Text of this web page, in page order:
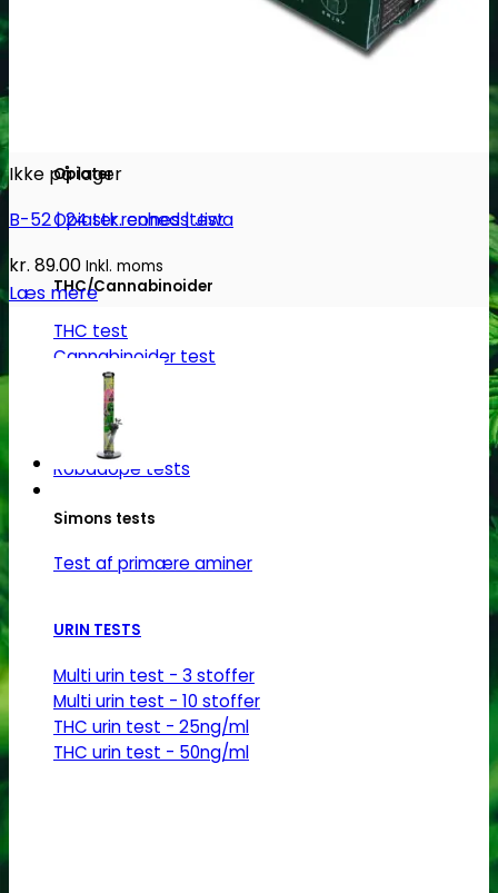
Opiater
Opiater renhedstest
THC/Cannabinoider
THC test
Cannabinoider test
Robadope
Robadope tests
Simons tests
Test af primære aminer
URIN TESTS
Multi urin test - 3 stoffer
Multi urin test - 10 stoffer
THC urin test - 25ng/ml
THC urin test - 50ng/ml
Ikke på lager
B-52 | 24 stk. cones | Jiwa
kr. 89.00 Inkl. moms
Læs mere